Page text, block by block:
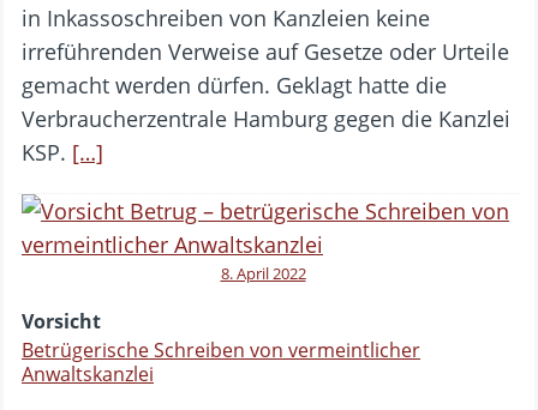
in Inkassoschreiben von Kanzleien keine
irreführenden Verweise auf Gesetze oder Urteile
gemacht werden dürfen. Geklagt hatte die
Verbraucherzentrale Hamburg gegen die Kanzlei
KSP. […]
8. April 2022
Vorsicht
Betrügerische Schreiben von vermeintlicher
Anwaltskanzlei